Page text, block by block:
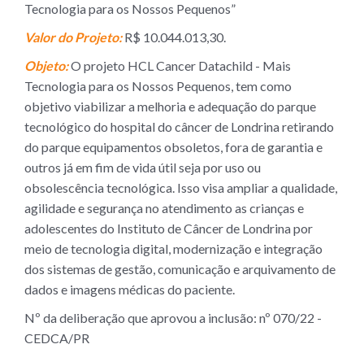
Tecnologia para os Nossos Pequenos”
Valor do Projeto:R$ 10.044.013,30.
Objeto:O projeto HCL Cancer Datachild - Mais
Tecnologia para os Nossos Pequenos, tem como
objetivo viabilizar a melhoria e adequação do parque
tecnológico do hospital do câncer de Londrina retirando
do parque equipamentos obsoletos, fora de garantia e
outros já em fim de vida útil seja por uso ou
obsolescência tecnológica. Isso visa ampliar a qualidade,
agilidade e segurança no atendimento as crianças e
adolescentes do Instituto de Câncer de Londrina por
meio de tecnologia digital, modernização e integração
dos sistemas de gestão, comunicação e arquivamento de
dados e imagens médicas do paciente.
Nº da deliberação que aprovou a inclusão: nº 070/22 -
CEDCA/PR